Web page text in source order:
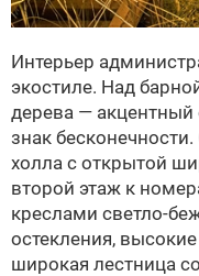
Интерьер
экостиле. Над
дерева —
знак
холла с открытой
второй этаж к
креслами светло-
остекления,
широкая лестница